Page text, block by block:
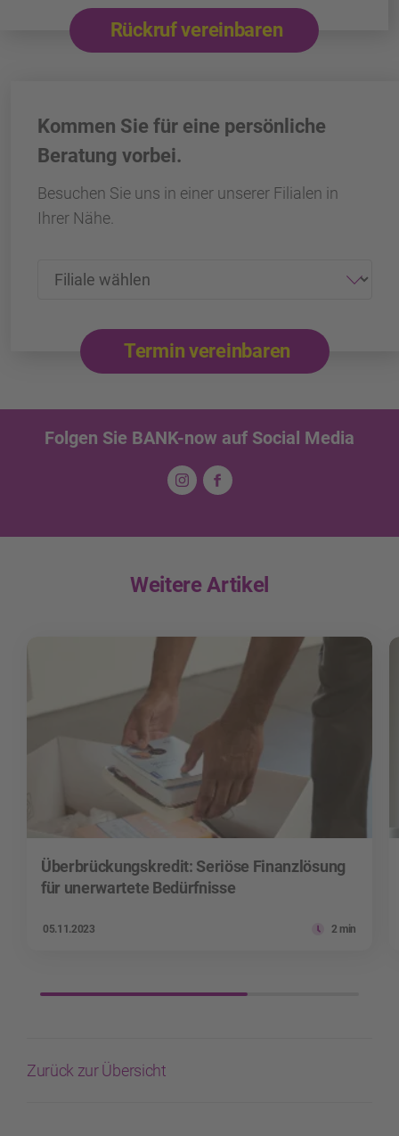
Rückruf vereinbaren
Kommen Sie für eine persönliche
Beratung vorbei.
Besuchen Sie uns in einer unserer Filialen in
Ihrer Nähe.
Termin vereinbaren
Folgen Sie BANK-now auf Social Media
Weitere Artikel
Überbrückungskredit: Seriöse Finanzlösung
für unerwartete Bedürfnisse
05.11.2023 2 min
Zurück zur Übersicht